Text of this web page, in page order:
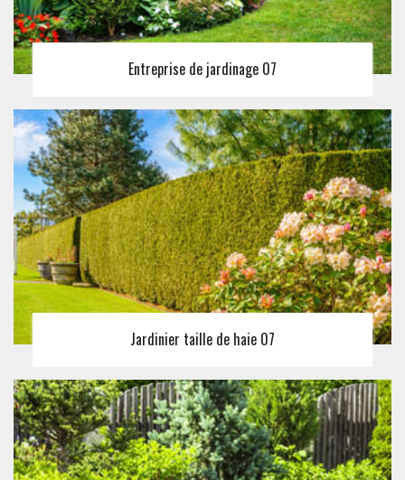
Entreprise de jardinage 07
Jardinier taille de haie 07